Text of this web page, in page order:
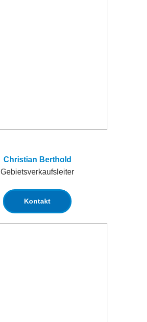
Christian Berthold
Gebietsverkaufsleiter
Kontakt